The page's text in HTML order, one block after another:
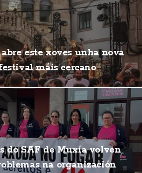
este xoves unha nova
máis cercano
do SAF de Muxía volven
na organización